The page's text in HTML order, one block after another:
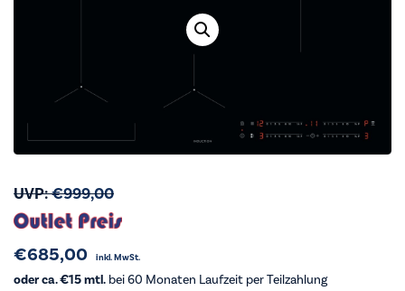
UVP:€999,00
€685,00 inkl. MwSt.
oder ca. €15 mtl. bei 60 Monaten Laufzeit per Teilzahlung